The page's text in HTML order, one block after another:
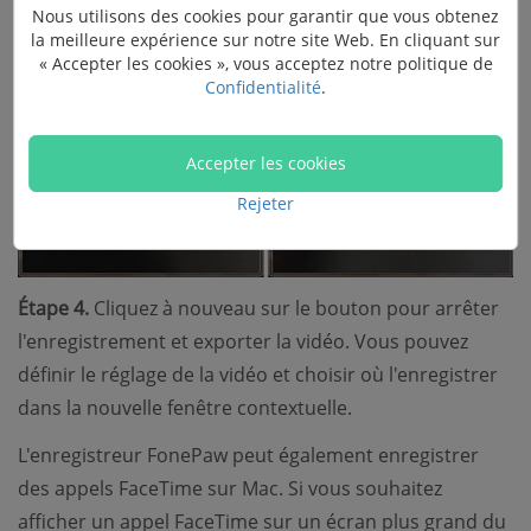
Étape 4. Cliquez à nouveau sur le bouton pour arrêter
l'enregistrement et exporter la vidéo. Vous pouvez
définir le réglage de la vidéo et choisir où l'enregistrer
dans la nouvelle fenêtre contextuelle.
L'enregistreur FonePaw peut également enregistrer
des appels FaceTime sur Mac. Si vous souhaitez
afficher un appel FaceTime sur un écran plus grand du
Nous utilisons des cookies pour garantir que vous obtenez
la meilleure expérience sur notre site Web. En cliquant sur
« Accepter les cookies », vous acceptez notre politique de
Confidentialité.
Accepter les cookies
Rejeter